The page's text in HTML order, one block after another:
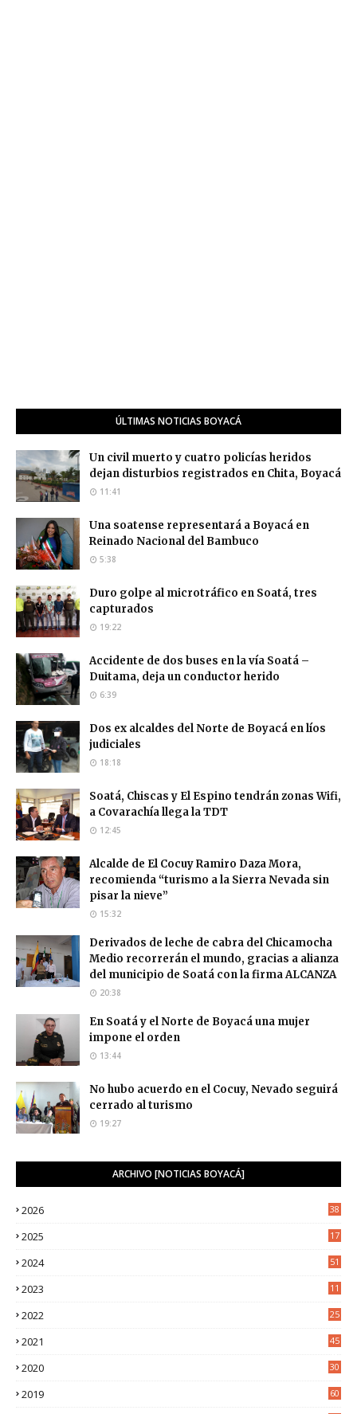
ÚLTIMAS NOTICIAS BOYACÁ
Un civil muerto y cuatro policías heridos
dejan disturbios registrados en Chita, Boyacá
11:41
Una soatense representará a Boyacá en
Reinado Nacional del Bambuco
5:38
Duro golpe al microtráfico en Soatá, tres
capturados
19:22
Accidente de dos buses en la vía Soatá –
Duitama, deja un conductor herido
6:39
Dos ex alcaldes del Norte de Boyacá en líos
judiciales
18:18
Soatá, Chiscas y El Espino tendrán zonas Wifi,
a Covarachía llega la TDT
12:45
Alcalde de El Cocuy Ramiro Daza Mora,
recomienda “turismo a la Sierra Nevada sin
pisar la nieve”
15:32
Derivados de leche de cabra del Chicamocha
Medio recorrerán el mundo, gracias a alianza
del municipio de Soatá con la firma ALCANZA
20:38
En Soatá y el Norte de Boyacá una mujer
impone el orden
13:44
No hubo acuerdo en el Cocuy, Nevado seguirá
cerrado al turismo
19:27
ARCHIVO [NOTICIAS BOYACÁ]
2026 38
2025
17
2024 51
2023
11
2022
25
2021
45
2020
30
2019 60